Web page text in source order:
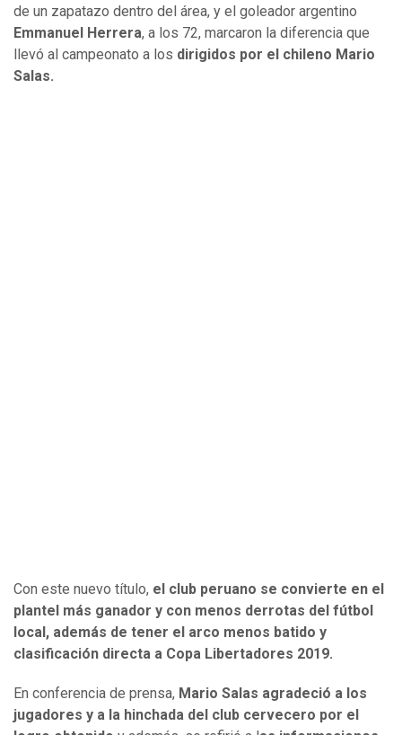
de un zapatazo dentro del área, y el goleador argentino
Emmanuel Herrera, a los 72, marcaron la diferencia que
llevó al campeonato a los dirigidos por el chileno Mario
Salas.
Con este nuevo título, el club peruano se convierte en el
plantel más ganador y con menos derrotas del fútbol
local, además de tener el arco menos batido y
clasificación directa a Copa Libertadores 2019.
En conferencia de prensa, Mario Salas agradeció a los
jugadores y a la hinchada del club cervecero por el